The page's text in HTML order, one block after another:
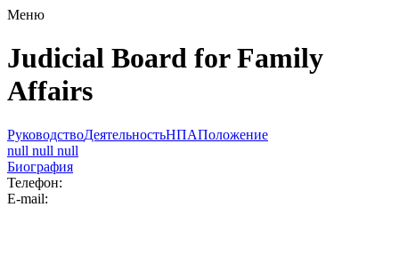
Меню
Judicial Board for Family
Affairs
РуководствоДеятельностьНПАПоложение
null null null
Биография
Телефон:
E-mail: